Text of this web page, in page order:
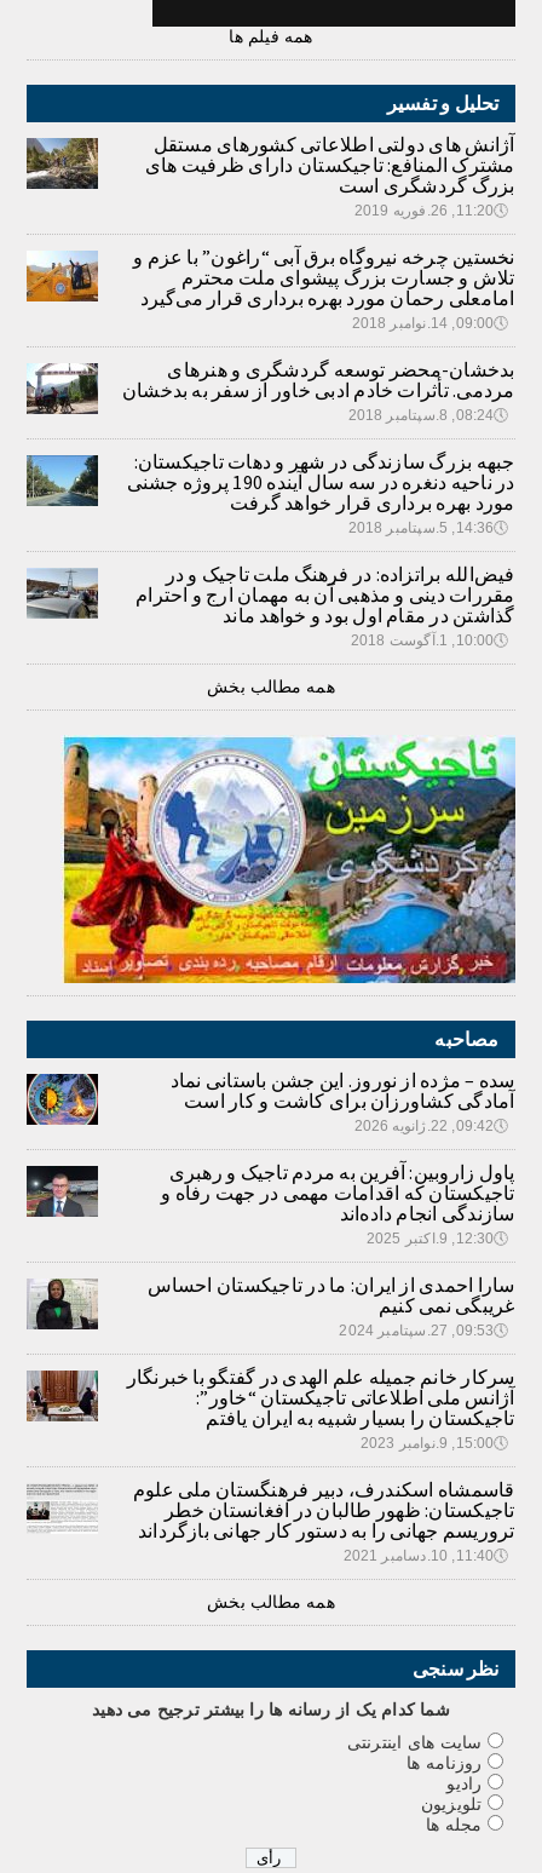
همه فیلم ها
تحلیل و تفسیر
آژانش های دولتی اطلاعاتی کشورهای مستقل
مشترک المنافع: تاجیکستان دارای ظرفیت های
بزرگ گردشگری است
🕔11:20, 26.فوریه 2019
نخستین چرخه نیروگاه برق آبی “راغون” با عزم و
تلاش و جسارت بزرگ پیشوای ملت محترم
امامعلی رحمان مورد بهره برداری قرار می‌گیرد
🕔09:00, 14.نوامبر 2018
بدخشان-محضر توسعه گردشگری و هنرهای
مردمی. تأثرات خادم ادبی خاور از سفر به بدخشان
🕔08:24, 8.سپتامبر 2018
جبهه بزرگ سازندگی در شهر و دهات تاجیکستان:
در ناحیه دنغره در سه سال آینده 190 پروژه جشنی
مورد بهره برداری قرار خواهد گرفت
🕔14:36, 5.سپتامبر 2018
فیض‌الله براتزاده: در فرهنگ ملت تاجیک و در
مقررات دینی و مذهبی آن به مهمان ارج و احترام
گذاشتن در مقام اول بود و خواهد ماند
🕔10:00, 1.آگوست 2018
همه مطالب بخش
مصاحبه
سده – مژده از نوروز. این جشن باستانی نماد
آمادگی کشاورزان برای کاشت و کار است
🕔09:42, 22.ژانویه 2026
پاول زاروبین: آفرین به مردم تاجیک و رهبری
تاجیکستان که اقدامات مهمی در جهت رفاه و
سازندگی انجام داده‌اند
🕔12:30, 9.اکتبر 2025
سارا احمدی از ایران: ما در تاجیکستان احساس
غریبگی نمی کنیم
🕔09:53, 27.سپتامبر 2024
سرکار خانم جمیله علم الهدی در گفتگو با خبرنگار
آژانس ملی اطلاعاتی تاجیکستان “خاور”:
تاجیکستان را بسیار شبیه به ایران یافتم
🕔15:00, 9.نوامبر 2023
قاسمشاه اسکندرف، دبیر فرهنگستان ملی علوم
تاجیکستان: ظهور طالبان در افغانستان خطر
تروریسم جهانی را به دستور کار جهانی بازگرداند
🕔11:40, 10.دسامبر 2021
همه مطالب بخش
نظر سنجی
شما کدام يک از رسانه ها را بيشتر ترجيح می دهيد
سایت های اینترنتی
روزنامه ها
رادیو
تلویزیون
مجله ها